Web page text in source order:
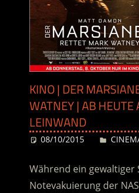
KINO | DER
WATNEY | AB HEUTE
LEINWAND
08/10/2015 Desiree
Während ein gewaltiger
Notevakuierung der